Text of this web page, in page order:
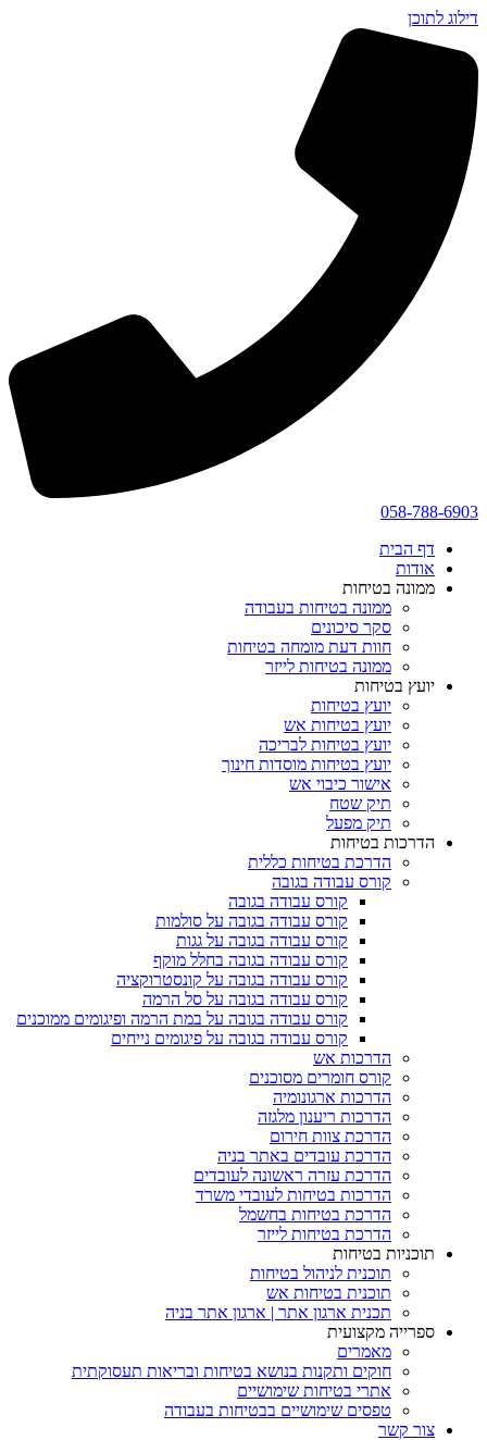
דילוג לתוכן
058-788-6903
דף הבית
אודות
ממונה בטיחות
ממונה בטיחות בעבודה
סקר סיכונים
חוות דעת מומחה בטיחות
ממונה בטיחות לייזר
יועץ בטיחות
יועץ בטיחות
יועץ בטיחות אש
יועץ בטיחות לבריכה
יועץ בטיחות מוסדות חינוך
אישור כיבוי אש
תיק שטח
תיק מפעל
הדרכות בטיחות
הדרכת בטיחות כללית
קורס עבודה בגובה
קורס עבודה בגובה
קורס עבודה בגובה על סולמות
קורס עבודה בגובה על גגות
קורס עבודה בגובה בחלל מוקף
קורס עבודה בגובה על קונסטרוקציה
קורס עבודה בגובה על סל הרמה
קורס עבודה בגובה על במת הרמה ופיגומים ממוכנים
קורס עבודה בגובה על פיגומים נייחים
הדרכות אש
קורס חומרים מסוכנים
הדרכות ארגונומיה
הדרכות ריענון מלגזה
הדרכת צוות חירום
הדרכת עובדים באתר בניה
הדרכת עזרה ראשונה לעובדים
הדרכות בטיחות לעובדי משרד
הדרכת בטיחות בחשמל
הדרכת בטיחות לייזר
תוכניות בטיחות
תוכנית לניהול בטיחות
תוכנית בטיחות אש
תכנית ארגון אתר | ארגון אתר בניה
ספרייה מקצועית
מאמרים
חוקים ותקנות בנושא בטיחות ובריאות תעסוקתית
אתרי בטיחות שימושיים
טפסים שימושיים בבטיחות בעבודה
צור קשר